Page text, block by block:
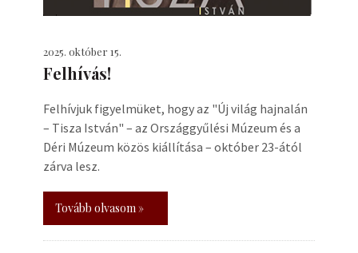
2025. október 15.
Felhívás!
Felhívjuk figyelmüket, hogy az "Új világ hajnalán
– Tisza István" – az Országgyűlési Múzeum és a
Déri Múzeum közös kiállítása – október 23-ától
zárva lesz.
Tovább olvasom »